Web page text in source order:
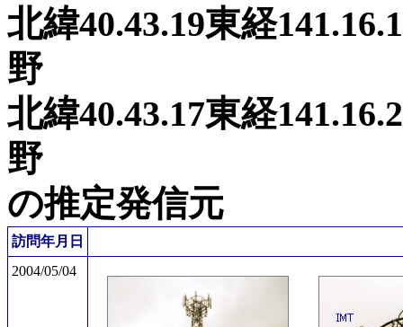
北緯40.43.19東経
野
北緯40.43.17東経
野
の推定発信元
訪問年月日
2004/05/04